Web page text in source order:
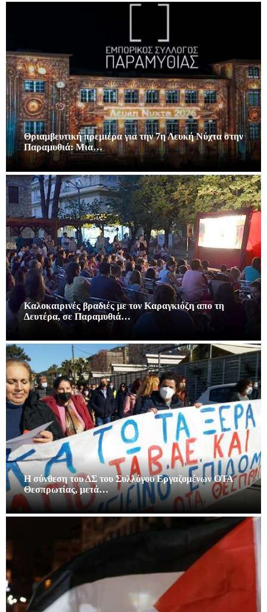
Θριαμβευτική πρεμιέρα για την 7η Λευκή Νύχτα στην
Παραμυθιά: Μια…
Καλοκαιρινές βραδιές με τον Καραγκιόζη απο τη
Δευτέρα, σε Παραμυθιά…
Η σύνθεση του ΔΣ του Συλλόγου Εργαζομένων ΟΤΑ
Θεσπρωτίας, μετά…